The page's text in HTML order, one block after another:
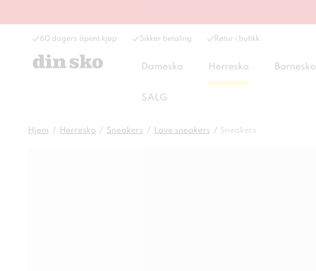
60 dagers åpent kjøp Sikker betaling Retur i butikk
Damesko Herresko Barnesko
SALG
Hjem Herresko Sneakers Lave sneakers Sneakers